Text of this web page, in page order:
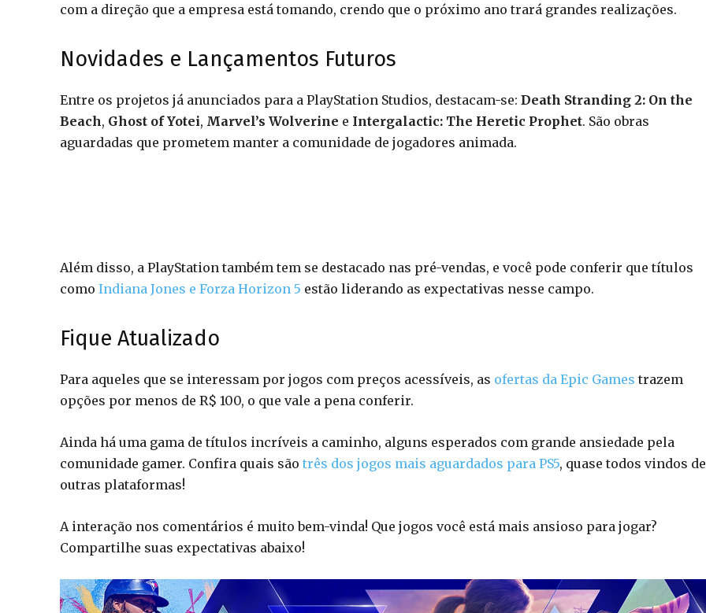
com a direção que a empresa está tomando, crendo que o próximo ano trará grandes realizações.
Novidades e Lançamentos Futuros
Entre os projetos já anunciados para a PlayStation Studios, destacam-se: Death Stranding 2: On the
Beach, Ghost of Yotei, Marvel’s Wolverine e Intergalactic: The Heretic Prophet. São obras
aguardadas que prometem manter a comunidade de jogadores animada.
Além disso, a PlayStation também tem se destacado nas pré-vendas, e você pode conferir que títulos
como Indiana Jones e Forza Horizon 5 estão liderando as expectativas nesse campo.
Fique Atualizado
Para aqueles que se interessam por jogos com preços acessíveis, as ofertas da Epic Games trazem
opções por menos de R$ 100, o que vale a pena conferir.
Ainda há uma gama de títulos incríveis a caminho, alguns esperados com grande ansiedade pela
comunidade gamer. Confira quais são três dos jogos mais aguardados para PS5, quase todos vindos de
outras plataformas!
A interação nos comentários é muito bem-vinda! Que jogos você está mais ansioso para jogar?
Compartilhe suas expectativas abaixo!